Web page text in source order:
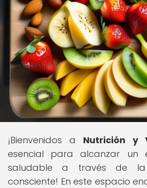
¡Bienvenidos a Nutrición y
esencial para alcanzar un
saludable a través de la
consciente! En este espacio